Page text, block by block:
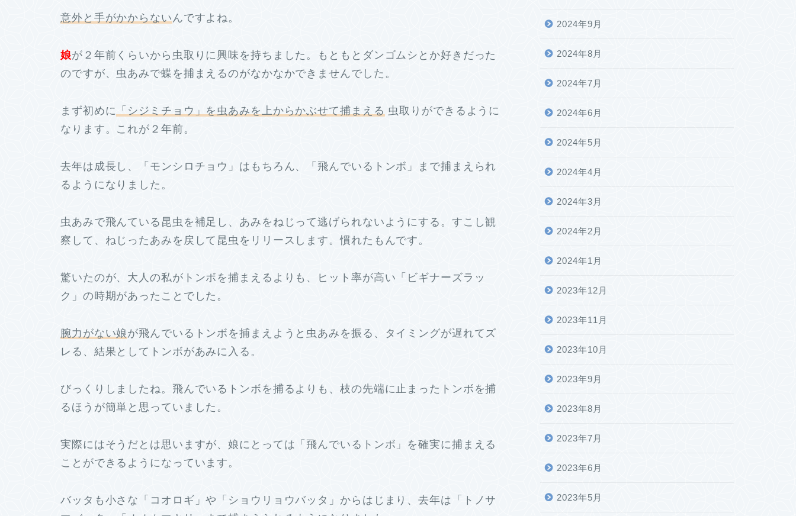
意外と手がかからない んですよね。
娘が２年前くらいから虫取りに興味を持ちました。もともとダンゴムシとか好きだった
のですが、虫あみで蝶を捕まえるのがなかなかできませんでした。
まず初めに 「シジミチョウ」を虫あみを上からかぶせて捕まえる 虫取りができるように
なります。これが２年前。
去年は成長し、「モンシロチョウ」はもちろん、「飛んでいるトンボ」まで捕まえられ
るようになりました。
虫あみで飛んている昆虫を補足し、あみをねじって逃げられないようにする。すこし観
察して、ねじったあみを戻して昆虫をリリースします。慣れたもんです。
驚いたのが、大人の私がトンボを捕まえるよりも、ヒット率が高い「ビギナーズラッ
ク」の時期があったことでした。
腕力がない娘が飛んでいるトンボを捕まえようと虫あみを振る、タイミングが遅れてズ
レる、結果としてトンボがあみに入る。
びっくりしましたね。飛んでいるトンボを捕るよりも、枝の先端に止まったトンボを捕
るほうが簡単と思っていました。
実際にはそうだとは思いますが、娘にとっては「飛んでいるトンボ」を確実に捕まえる
ことができるようになっています。
バッタも小さな「コオロギ」や「ショウリョウバッタ」からはじまり、去年は「トノサ
2024年9月
2024年8月
2024年7月
2024年6月
2024年5月
2024年4月
2024年3月
2024年2月
2024年1月
2023年12月
2023年11月
2023年10月
2023年9月
2023年8月
2023年7月
2023年6月
2023年5月